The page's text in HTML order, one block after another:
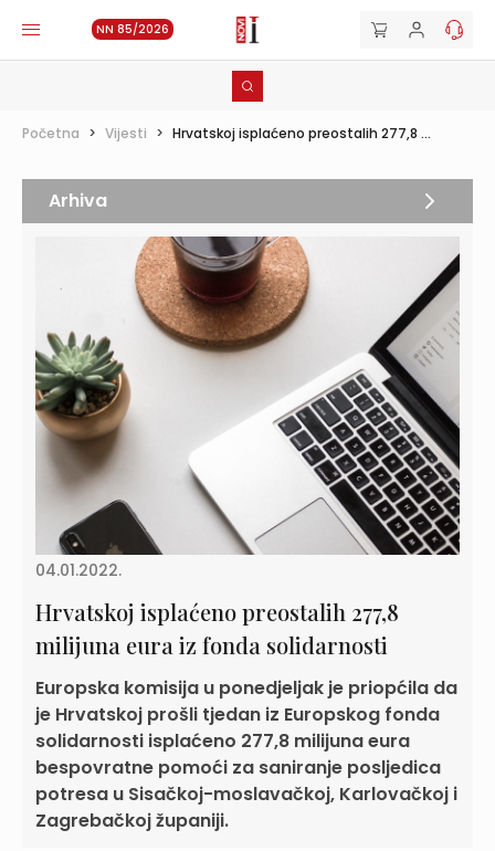
NN 85/2026
Početna > Vijesti > Hrvatskoj isplaćeno preostalih 277,8 ...
04.01.2022.
Hrvatskoj isplaćeno preostalih 277,8
milijuna eura iz fonda solidarnosti
Europska komisija u ponedjeljak je priopćila da
je Hrvatskoj prošli tjedan iz Europskog fonda
solidarnosti isplaćeno 277,8 milijuna eura
bespovratne pomoći za saniranje posljedica
potresa u Sisačkoj-moslavačkoj, Karlovačkoj i
Zagrebačkoj županiji.
Arhiva